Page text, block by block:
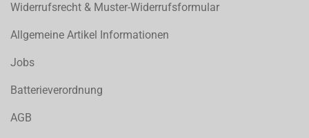
Widerrufsrecht & Muster-Widerrufsformular
Allgemeine Artikel Informationen
Jobs
Batterieverordnung
AGB